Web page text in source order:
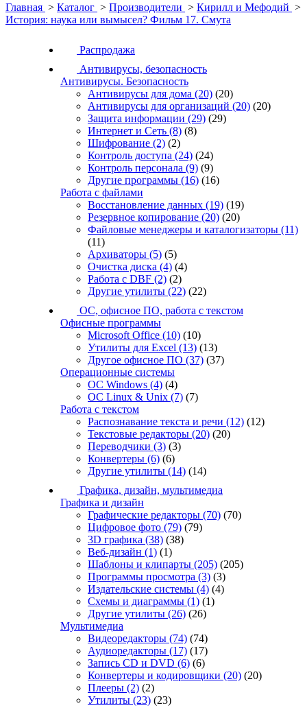
Главная > Каталог > Производители > Кирилл и Мефодий >
История: наука или вымысел? Фильм 17. Смута
Распродажа
Антивирусы, безопасность
Антивирусы. Безопасность
Антивирусы для дома (20) (20)
Антивирусы для организаций (20) (20)
Защита информации (29) (29)
Интернет и Сеть (8) (8)
Шифрование (2) (2)
Контроль доступа (24) (24)
Контроль персонала (9) (9)
Другие программы (16) (16)
Работа с файлами
Восстановление данных (19) (19)
Резервное копирование (20) (20)
Файловые менеджеры и каталогизаторы (11)
(11)
Архиваторы (5) (5)
Очистка диска (4) (4)
Работа с DBF (2) (2)
Другие утилиты (22) (22)
ОС, офисное ПО, работа с текстом
Офисные программы
Microsoft Office (10) (10)
Утилиты для Excel (13) (13)
Другое офисное ПО (37) (37)
Операционные системы
ОС Windows (4) (4)
ОС Linux & Unix (7) (7)
Работа с текстом
Распознавание текста и речи (12) (12)
Текстовые редакторы (20) (20)
Переводчики (3) (3)
Конвертеры (6) (6)
Другие утилиты (14) (14)
Графика, дизайн, мультимедиа
Графика и дизайн
Графические редакторы (70) (70)
Цифровое фото (79) (79)
3D графика (38) (38)
Веб-дизайн (1) (1)
Шаблоны и клипарты (205) (205)
Программы просмотра (3) (3)
Издательские системы (4) (4)
Схемы и диаграммы (1) (1)
Другие утилиты (26) (26)
Мультимедиа
Видеоредакторы (74) (74)
Аудиоредакторы (17) (17)
Запись CD и DVD (6) (6)
Конвертеры и кодировщики (20) (20)
Плееры (2) (2)
Утилиты (23) (23)